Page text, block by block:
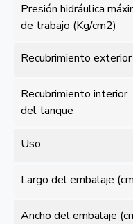
Presión hidráulica
de trabajo (Kg/cm2)
Recubrimiento exterior
Recubrimiento interior
del tanque
Uso
Largo del embalaje
Ancho del embalaje